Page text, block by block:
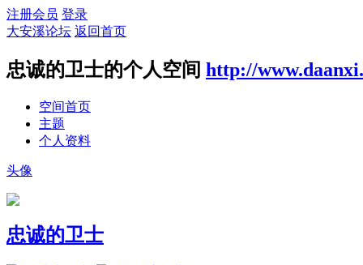
注册会员 登录
大安溪论坛 返回首页
忠诚的卫士的个人空间 http://
空间首页
主题
个人资料
头像
忠诚的卫士